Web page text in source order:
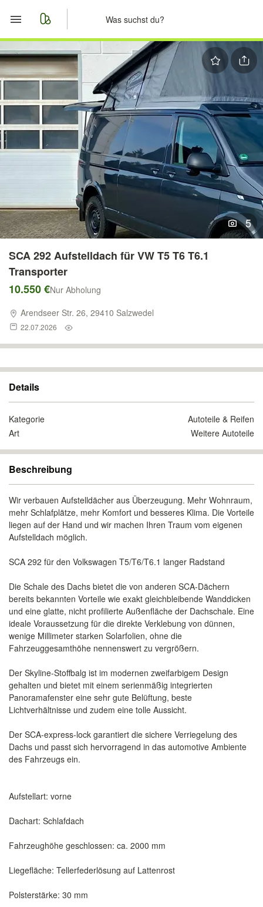
Start
Merkliste
Nachrichten
Anzeige aufgeben
5
SCA 292 Aufstelldach für VW T5 T6 T6.1
Transporter
10.550 €Nur Abholung
Arendseer Str. 26, 29410 Salzwedel
22.07.2026
Details
Kategorie
Autoteile & Reifen
Art
Weitere Autoteile
Beschreibung
Wir verbauen Aufstelldächer aus Überzeugung. Mehr Wohnraum,
mehr Schlafplätze, mehr Komfort und besseres Klima. Die Vorteile
liegen auf der Hand und wir machen Ihren Traum vom eigenen
Aufstelldach möglich.
SCA 292 für den Volkswagen T5/T6/T6.1 langer Radstand
Die Schale des Dachs bietet die von anderen SCA-Dächern
bereits bekannten Vorteile wie exakt gleichbleibende Wanddicken
und eine glatte, nicht profilierte Außenfläche der Dachschale. Eine
ideale Voraussetzung für die direkte Verklebung von dünnen,
wenige Millimeter starken Solarfolien, ohne die
Fahrzeuggesamthöhe nennenswert zu vergrößern.
Der Skyline-Stoffbalg ist im modernen zweifarbigem Design
gehalten und bietet mit einem serienmäßig integrierten
Panoramafenster eine sehr gute Belüftung, beste
Lichtverhältnisse und zudem eine tolle Aussicht.
Der SCA-express-lock garantiert die sichere Verriegelung des
Dachs und passt sich hervorragend in das automotive Ambiente
des Fahrzeugs ein.
Aufstellart: vorne
Dachart: Schlafdach
Fahrzeughöhe geschlossen: ca. 2000 mm
Liegefläche: Tellerfederlösung auf Lattenrost
Polsterstärke: 30 mm